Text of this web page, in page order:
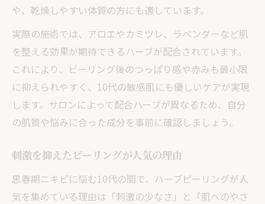
や、乾燥しやすい体質の方にも適しています。
実際の施術では、アロエやカミツレ、ラベンダーなど肌
を整える効果が期待できるハーブが配合されています。
これにより、ピーリング後のつっぱり感や赤みも最小限
に抑えられやすく、10代の敏感肌にも優しいケアが実現
します。サロンによって配合ハーブが異なるため、自分
の肌質や悩みに合った成分を事前に確認しましょう。
刺激を抑えたピーリングが人気の理由
思春期ニキビに悩む10代の間で、ハーブピーリングが人
気を集めている理由は「刺激の少なさ」と「肌へのやさ